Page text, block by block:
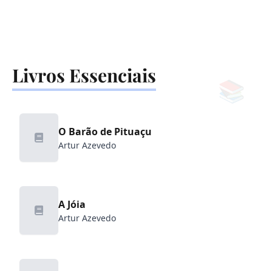
📚
Livros Essenciais
O Barão de Pituaçu
Artur Azevedo
A Jóia
Artur Azevedo